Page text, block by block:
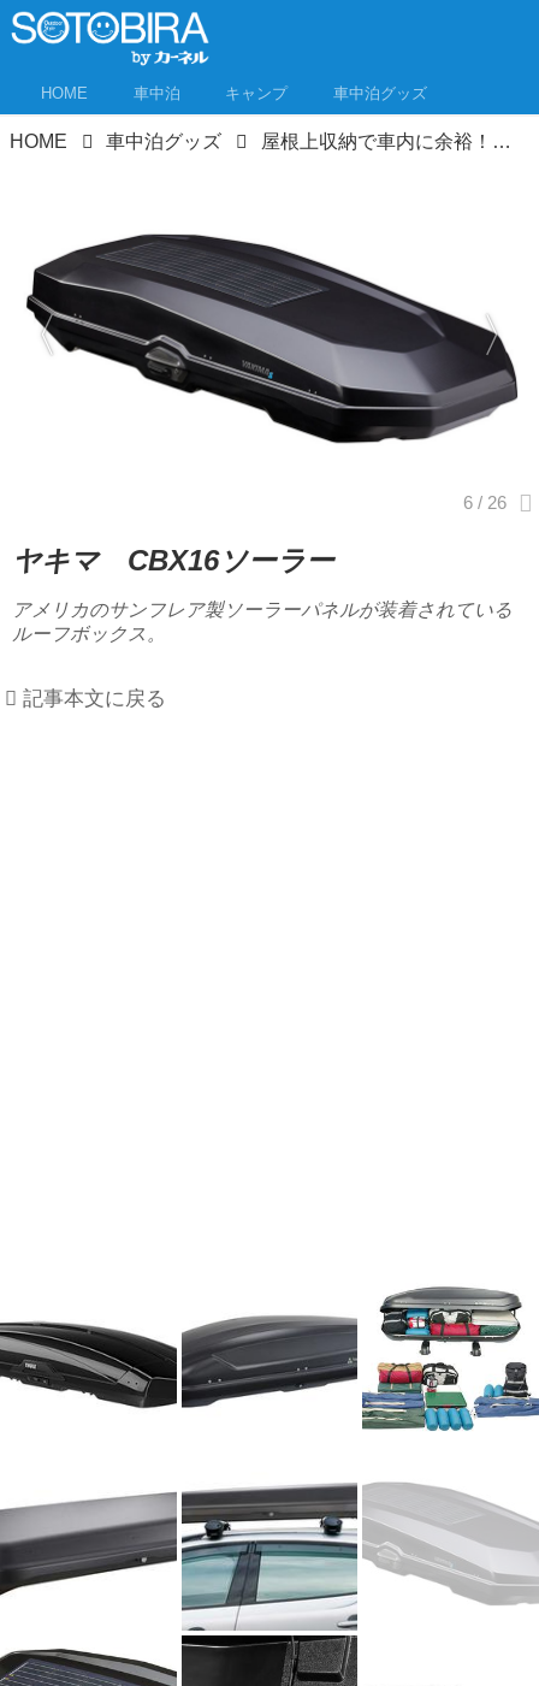
HOME 車中泊 キャンプ 車中泊グッズ
HOME 車中泊グッズ 屋根上収納で車内に余裕！ルーフボックス＆ルーフラックおすすめ11選＋α！
ヤキマ CBX16ソーラー
アメリカのサンフレア製ソーラーパネルが装着されている
ルーフボックス。
記事本文に戻る